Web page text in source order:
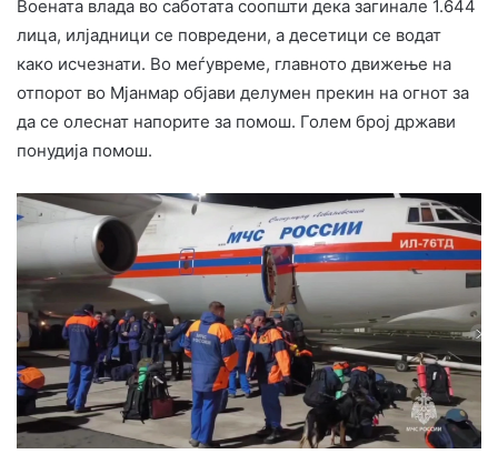
Воената влада во саботата соопшти дека загинале 1.644
лица, илјадници се повредени, а десетици се водат
како исчезнати. Во меѓувреме, главното движење на
отпорот во Мјанмар објави делумен прекин на огнот за
да се олеснат напорите за помош. Голем број држави
понудија помош.